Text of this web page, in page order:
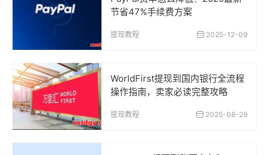
节省47%手续费方案
提现教程 2025-12-09
WorldFirst提现到国内银行全流程
操作指南，卖家必读完整攻略
提现教程 2025-08-29